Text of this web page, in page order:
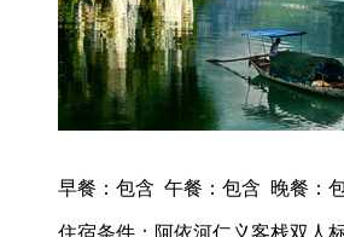
早餐：包含 午餐：包含 晚餐：
住宿条件：阿依河仁义客栈双人